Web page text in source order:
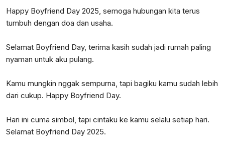
Happy Boyfriend Day 2025, semoga hubungan kita terus
tumbuh dengan doa dan usaha.
Selamat Boyfriend Day, terima kasih sudah jadi rumah paling
nyaman untuk aku pulang.
Kamu mungkin nggak sempurna, tapi bagiku kamu sudah lebih
dari cukup. Happy Boyfriend Day.
Hari ini cuma simbol, tapi cintaku ke kamu selalu setiap hari.
Selamat Boyfriend Day 2025.